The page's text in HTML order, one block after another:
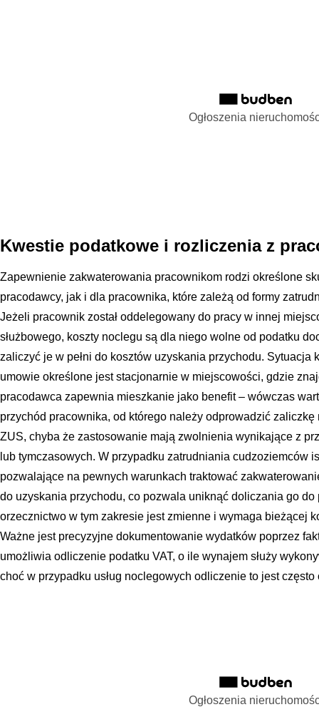
Ogłoszenia
Kwestie podatkowe i rozliczenia z
Zapewnienie zakwaterowania pracownikom rodzi określone
pracodawcy, jak i dla pracownika, które zależą od formy
Jeżeli pracownik został oddelegowany do pracy w innej
służbowego, koszty noclegu są dla niego wolne od podatku
zaliczyć je w pełni do kosztów uzyskania przychodu. Sytuacja
umowie określone jest stacjonarnie w miejscowości, gdzie
pracodawca zapewnia mieszkanie jako benefit – wówczas
przychód pracownika, od którego należy odprowadzić zaliczkę
ZUS, chyba że zastosowanie mają zwolnienia wynikające z
lub tymczasowych. W przypadku zatrudniania cudzoziemców
pozwalające na pewnych warunkach traktować
do uzyskania przychodu, co pozwala uniknąć doliczania go
orzecznictwo w tym zakresie jest zmienne i wymaga bieżącej
Ważne jest precyzyjne dokumentowanie wydatków poprzez
umożliwia odliczenie podatku VAT, o ile wynajem służy
choć w przypadku usług noclegowych odliczenie to jest
Ogłoszenia